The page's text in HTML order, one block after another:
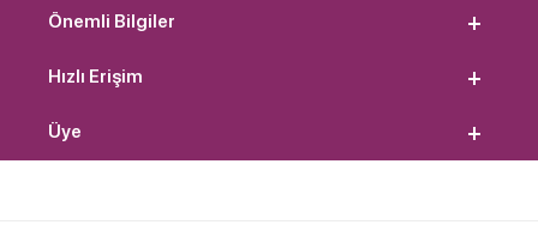
Önemli Bilgiler
Hızlı Erişim
Üye